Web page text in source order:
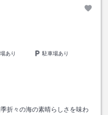
あり
駐車場あり
折々の海の素晴らしさを味わ